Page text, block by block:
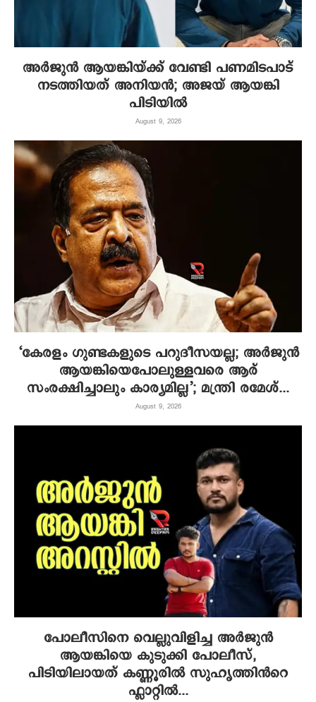
അർജുൻ ആയങ്കിയ്ക്ക് വേണ്ടി പണമിടപാട്
നടത്തിയത് അനിയൻ; അജയ് ആയങ്കി
പിടിയിൽ
August 9, 2026
‘കേരളം ഗുണ്ടകളുടെ പറുദീസയല്ല; അർജുൻ
ആയങ്കിയെപോലുള്ളവരെ ആര്
സംരക്ഷിച്ചാലും കാര്യമില്ല’; മന്ത്രി രമേശ്...
August 9, 2026
പോലീസിനെ വെല്ലുവിളിച്ച അർജുൻ
ആയങ്കിയെ കുടുക്കി പോലീസ്,
പിടിയിലായത് കണ്ണൂരിൽ സുഹൃത്തിൻറെ
ഫ്ലാറ്റിൽ...